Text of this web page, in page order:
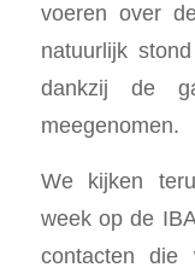
voeren over
natuurlijk
dankzij de
meegenomen.
We kijken
week op de
contacten die